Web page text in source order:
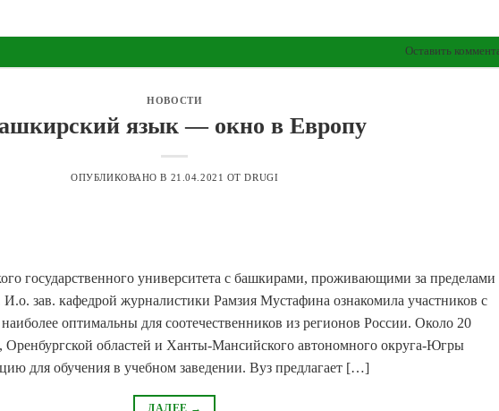
Оставить
НОВОСТИ
язык — окно в Европу
ОПУБЛИКОВАНО В 21.04.2021 ОТDRUGI
государственного университета с башкирами, проживающими за
И.о. зав. кафедрой журналистики Рамзия Мустафина ознакомила участников с
оптимальны для соотечественников из регионов России. Около 20
Оренбургской областей и Ханты-Мансийского автономного округа-Югры
для обучения в учебном заведении. Вуз предлагает […]
ДАЛЕЕ →